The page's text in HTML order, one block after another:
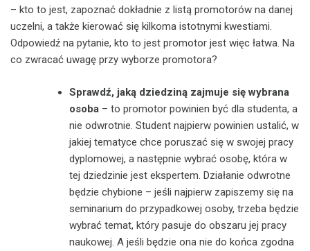
– kto to jest, zapoznać dokładnie z listą promotorów na danej
uczelni, a także kierować się kilkoma istotnymi kwestiami.
Odpowiedź na pytanie, kto to jest promotor jest więc łatwa. Na
co zwracać uwagę przy wyborze promotora?
Sprawdź, jaką dziedziną zajmuje się wybrana
osoba – to promotor powinien być dla studenta, a
nie odwrotnie. Student najpierw powinien ustalić, w
jakiej tematyce chce poruszać się w swojej pracy
dyplomowej, a następnie wybrać osobę, która w
tej dziedzinie jest ekspertem. Działanie odwrotne
będzie chybione – jeśli najpierw zapiszemy się na
seminarium do przypadkowej osoby, trzeba będzie
wybrać temat, który pasuje do obszaru jej pracy
naukowej. A jeśli będzie ona nie do końca zgodna